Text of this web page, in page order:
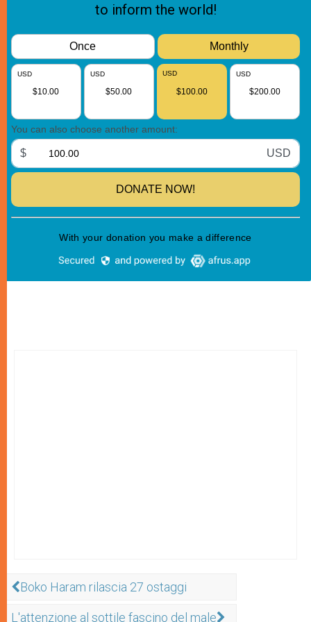
Boko Haram rilascia 27 ostaggi
L'attenzione al sottile fascino del male